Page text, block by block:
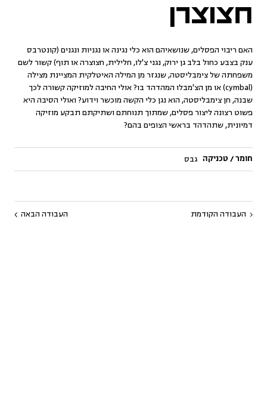
חצוצרן
האם ריבוי הפסלים, שנושאיהם הוא כלי נגינה או נגניות ונגנים (קונטרבס
ענק בצבע כחול בלב גן ירוק, נגני צ'לו, חלילית, חצוצרה או תוף) קשור לשם
משפחתה של צימבליסטה, שנגזר מן המילה האיטלקית המציינת מצילה
(cymbal) או מן הצ'מבלו המהדהד בו? אולי החיבה למוזיקה קשורה לכך
שבנה, חן צימבליסטה, הוא נגן כלי הקשה מוכשר וידוע? ואולי הסיבה היא
פשוט רצונה ליצור פסלים, שמתוך תנוחתם ושתיקתם תבקע מוזיקה
דמיונית, שתהדהד בראשי הצופים בהם?
חומר / טכניקה גבס
העבודה הקודמת העבודה הבאה